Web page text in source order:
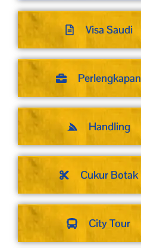
Visa Saudi
Perlengkapan
Handling
Cukur Botak
City Tour